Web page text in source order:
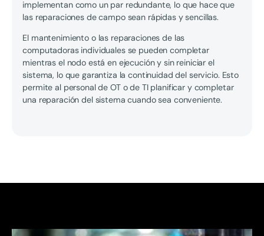
implementan como un par redundante, lo que hace que
las reparaciones de campo sean rápidas y sencillas.
El mantenimiento o las reparaciones de las
computadoras individuales se pueden completar
mientras el nodo está en ejecución y sin reiniciar el
sistema, lo que garantiza la continuidad del servicio. Esto
permite al personal de OT o de TI planificar y completar
una reparación del sistema cuando sea conveniente.